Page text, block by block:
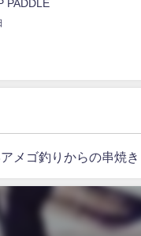
PADDLE
メゴ釣りからの串焼